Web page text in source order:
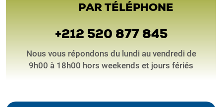
PAR TÉLÉPHONE
+212 520 877 845
Nous vous répondons du lundi au vendredi de
9h00 à 18h00 hors weekends et jours fériés